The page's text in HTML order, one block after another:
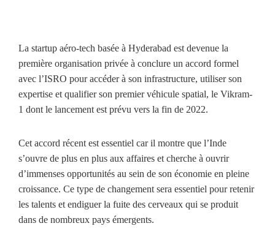
La startup aéro-tech basée à Hyderabad est devenue la
première organisation privée à conclure un accord formel
avec l’ISRO pour accéder à son infrastructure, utiliser son
expertise et qualifier son premier véhicule spatial, le Vikram-
1 dont le lancement est prévu vers la fin de 2022.
Cet accord récent est essentiel car il montre que l’Inde
s’ouvre de plus en plus aux affaires et cherche à ouvrir
d’immenses opportunités au sein de son économie en pleine
croissance. Ce type de changement sera essentiel pour retenir
les talents et endiguer la fuite des cerveaux qui se produit
dans de nombreux pays émergents.